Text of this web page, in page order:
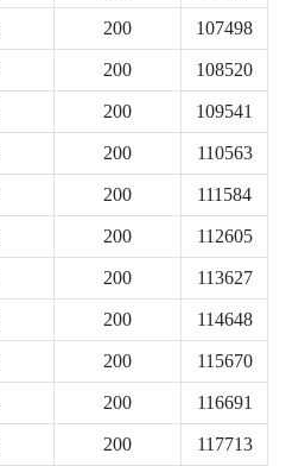
200 107498
200 108520
200 109541
200 110563
200 111584
200 112605
200 113627
200 114648
200 115670
200 116691
200 117713